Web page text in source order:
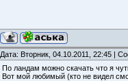
Дата: Вторник, 04.10.2011, 22:45 |
По ландам можно скачать что я
Вот мой любимый (кто не видел